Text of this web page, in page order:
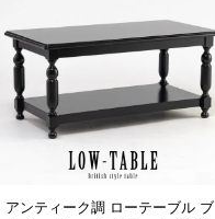
アンティーク調 ローテーブル ブ